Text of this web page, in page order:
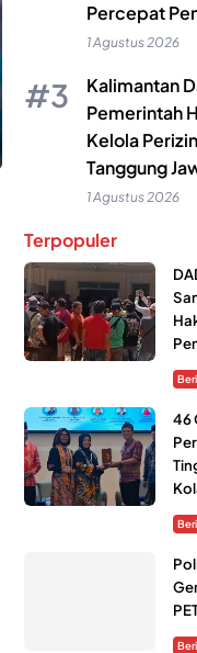
Percepat
1 Agustus 2026
Kalimantan
Pemerintah
Kelola
Tanggung
1 Agustus 2026
Terpopuler
46